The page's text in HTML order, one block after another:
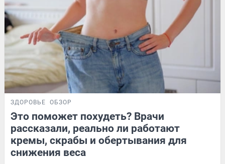
ЗДОРОВЬЕ ОБЗОР
Это поможет похудеть? Врачи
рассказали, реально ли работают
кремы, скрабы и обертывания для
снижения веса